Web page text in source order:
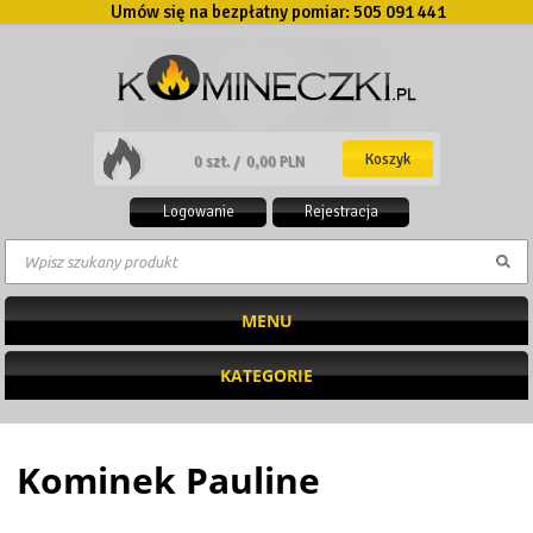
Umów się na bezpłatny pomiar: 505 091 441
0 szt. / 0,00 PLN Koszyk
Rejestracja
Logowanie
MENU
KATEGORIE
Kominek Pauline